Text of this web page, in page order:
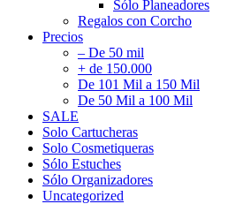
Sólo Planeadores
Regalos con Corcho
Precios
– De 50 mil
+ de 150.000
De 101 Mil a 150 Mil
De 50 Mil a 100 Mil
SALE
Solo Cartucheras
Solo Cosmetiqueras
Sólo Estuches
Sólo Organizadores
Uncategorized